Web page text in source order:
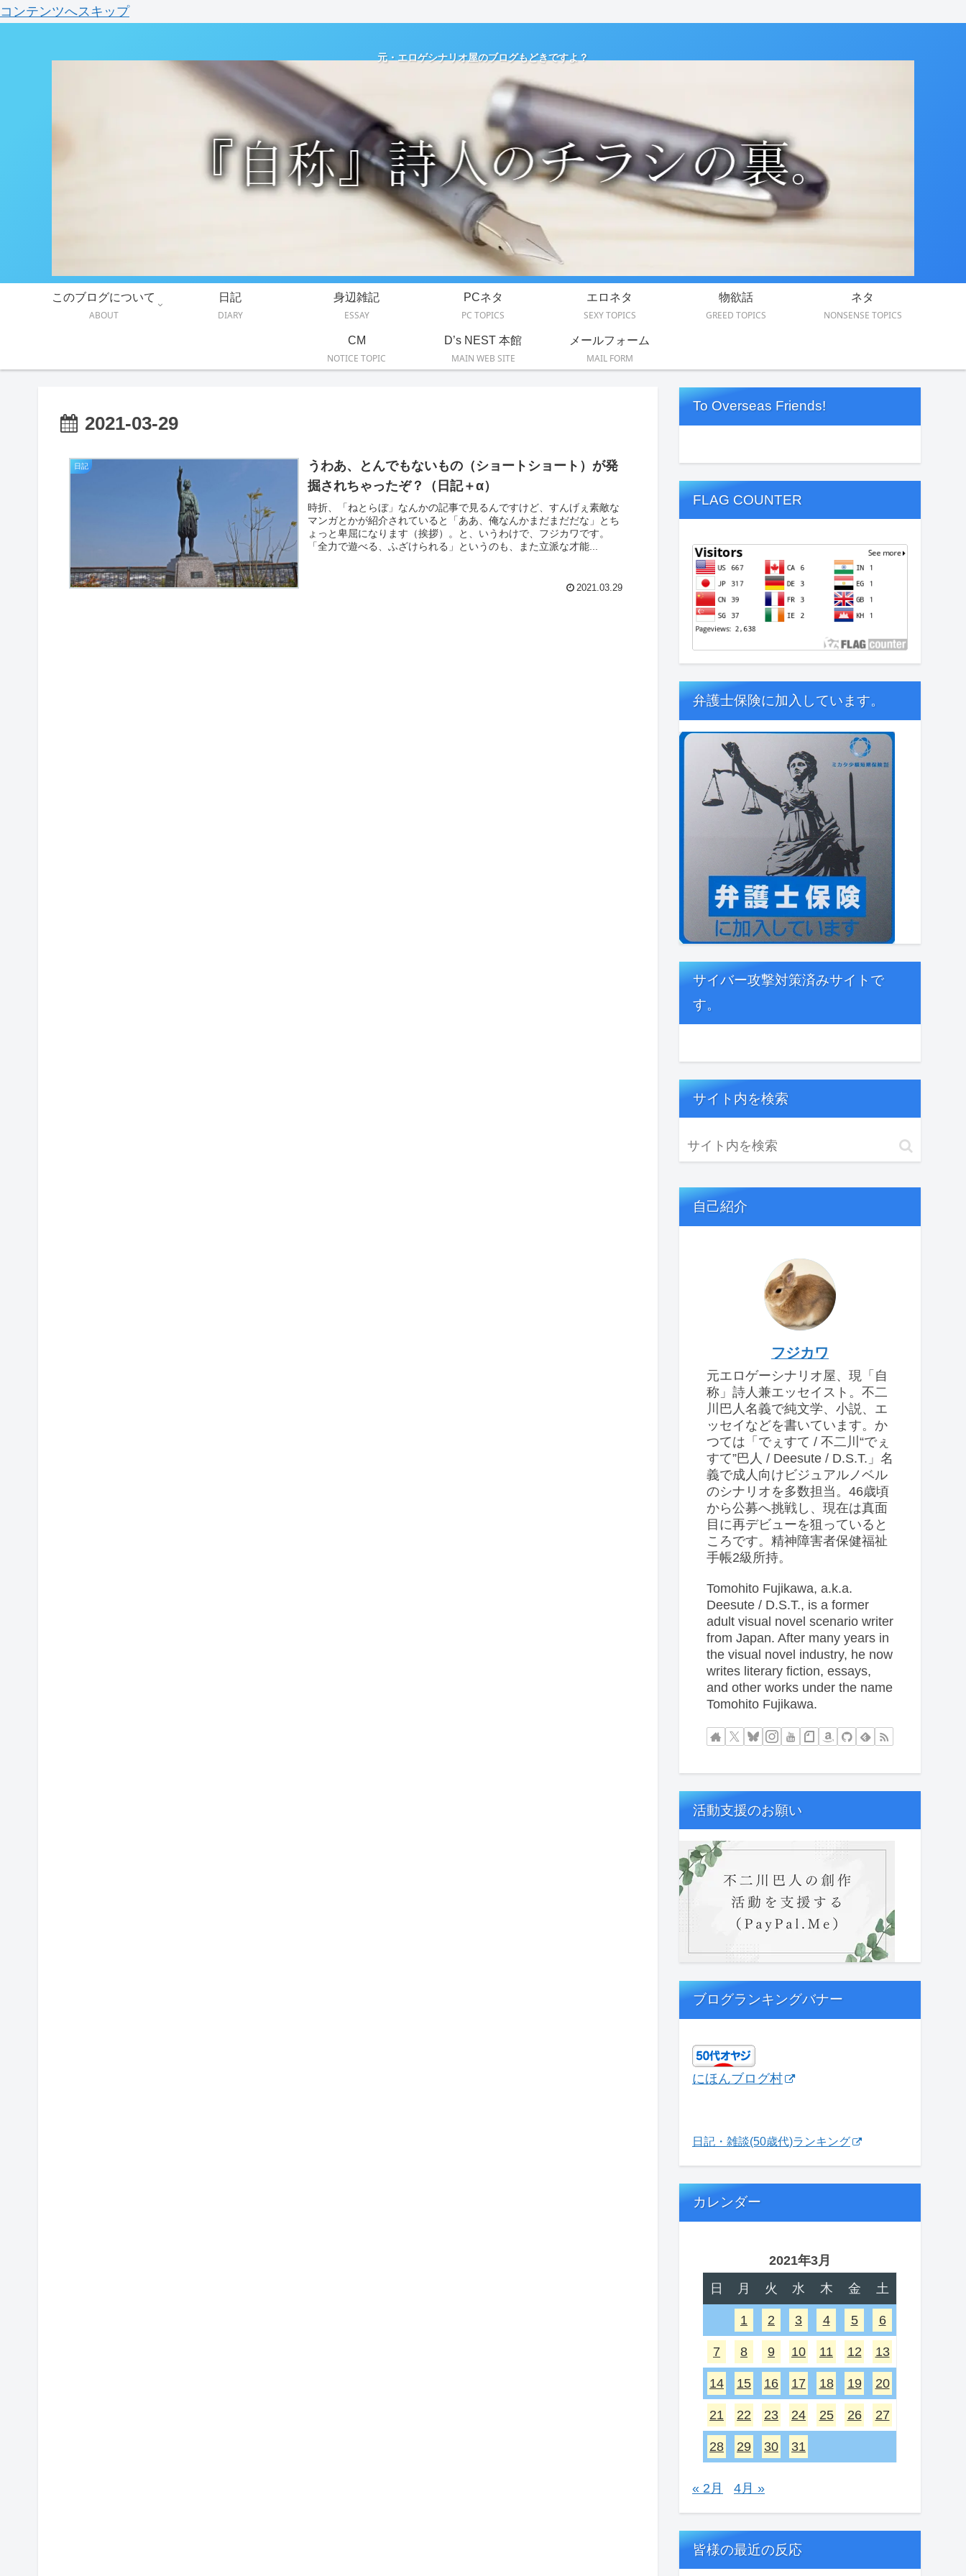
コンテンツへスキップ
元・エロゲシナリオ屋のブログもどきですよ？
このブログについて
ABOUT
日記
DIARY
身辺雑記
ESSAY
PCネタ
PC TOPICS
エロネタ
SEXY TOPICS
物欲話
GREED TOPICS
ネタ
NONSENSE TOPICS
CM
NOTICE TOPIC
D’s NEST 本館
MAIN WEB SITE
メールフォーム
MAIL FORM
2021-03-29
日記
うわあ、とんでもないもの（ショートショート）が発
掘されちゃったぞ？（日記＋α）
時折、「ねとらぼ」なんかの記事で見るんですけど、すんげぇ素敵な
マンガとかが紹介されていると「ああ、俺なんかまだまだだな」とち
ょっと卑屈になります（挨拶）。と、いうわけで、フジカワです。
「全力で遊べる、ふざけられる」というのも、また立派な才能...
2021.03.29
To Overseas Friends!
FLAG COUNTER
弁護士保険に加入しています。
サイバー攻撃対策済みサイトで
す。
サイト内を検索
自己紹介
フジカワ
元エロゲーシナリオ屋、現「自
称」詩人兼エッセイスト。不二
川巴人名義で純文学、小説、エ
ッセイなどを書いています。か
つては「でぇすて / 不二川“でぇ
すて”巴人 / Deesute / D.S.T.」名
義で成人向けビジュアルノベル
のシナリオを多数担当。46歳頃
から公募へ挑戦し、現在は真面
目に再デビューを狙っていると
ころです。精神障害者保健福祉
手帳2級所持。
Tomohito Fujikawa, a.k.a.
Deesute / D.S.T., is a former
adult visual novel scenario writer
from Japan. After many years in
the visual novel industry, he now
writes literary fiction, essays,
and other works under the name
Tomohito Fujikawa.
活動支援のお願い
ブログランキングバナー
にほんブログ村
日記・雑談(50歳代)ランキング
カレンダー
2021年3月
日
月 火 水 木 金 土
1 2 3 4 5 6
7 8 9 10 11 12 13
14 15 16 17 18 19 20
21 22 23 24 25 26 27
28 29 30 31
« 2月 4月 »
皆様の最近の反応